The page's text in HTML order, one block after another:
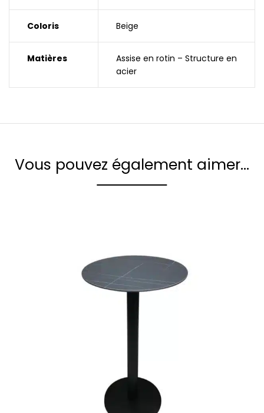
Coloris Beige
Matières
Assise en rotin – Structure en
acier
Vous pouvez également aimer…